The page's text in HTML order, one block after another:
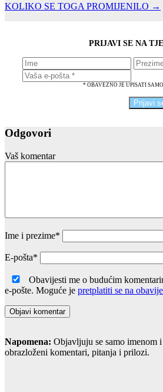
KOLIKO SE TOGA PROMIJENILO →
PRIJAVI SE NA
* OBAVEZNO JE UPISATI
Odgovori
Vaš komentar
Ime i prezime*
E-pošta*
Obavijesti me o budućim
e-pošte. Moguće je pretplatiti se na
Napomena: Objavljuju se samo imenom
obrazloženi komentari, pitanja i prilozi.